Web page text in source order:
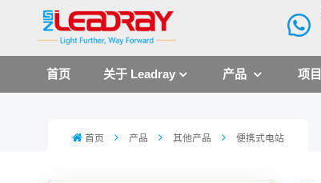
首页 关于 Leadray 产品 项目
首页 产品 其他产品 便携式电站